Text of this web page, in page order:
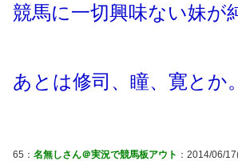
競馬に一切興味ない妹が
あとは修司、瞳、寛とか。
65： 名無しさん＠実況で競馬板アウト ：2014/06/